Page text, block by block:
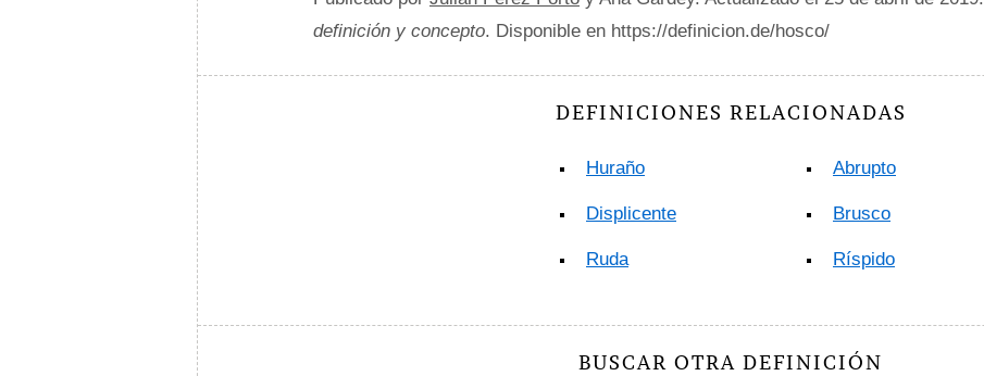
definición y concepto. Disponible en https://definicion.de/hosco/
DEFINICIONES RELACIONADAS
Huraño
Displicente
Ruda
Abrupto
Brusco
Ríspido
BUSCAR OTRA DEFINICIÓN